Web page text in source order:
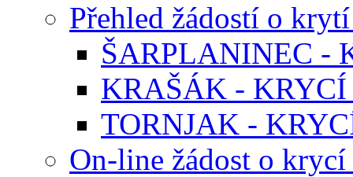
Přehled žádostí o
ŠARPLANINEC -
KRAŠÁK -
TORNJAK -
On-line žádost o